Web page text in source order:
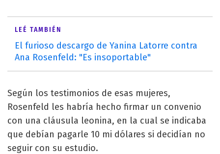
LEÉ TAMBIÉN
El furioso descargo de Yanina Latorre contra
Ana Rosenfeld: "Es insoportable"
Según los testimonios de esas mujeres,
Rosenfeld les habría hecho firmar un convenio
con una cláusula leonina, en la cual se indicaba
que debían pagarle 10 mi dólares si decidían no
seguir con su estudio.